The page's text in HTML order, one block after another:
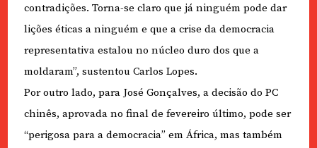
contradições. Torna-se claro que já ninguém pode dar
lições éticas a ninguém e que a crise da democracia
representativa estalou no núcleo duro dos que a
moldaram”, sustentou Carlos Lopes.
Por outro lado, para José Gonçalves, a decisão do PC
chinês, aprovada no final de fevereiro último, pode ser
“perigosa para a democracia” em África, mas também